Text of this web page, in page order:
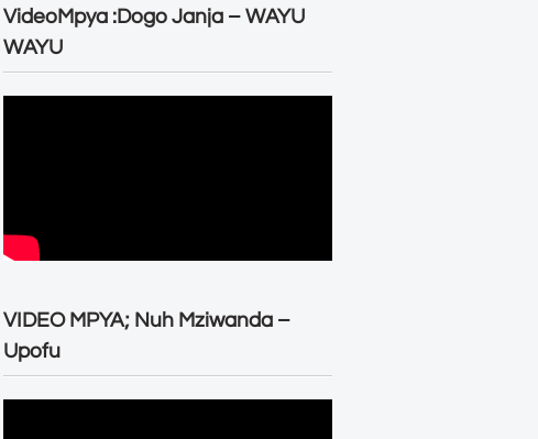
VideoMpya :Dogo Janja – WAYU
WAYU
VIDEO MPYA; Nuh Mziwanda –
Upofu